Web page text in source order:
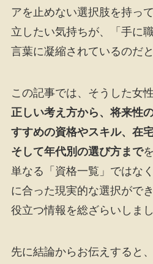
アを止めない選択肢を持っ
立したい気持ちが、「手に
言葉に凝縮されているのだと
この記事では、そうした女
正しい考え方から、将来性
すすめの資格やスキル、在
そして年代別の選び方まで
単なる「資格一覧」ではな
に合った現実的な選択がで
役立つ情報を総ざらいしまし
先に結論からお伝えすると、